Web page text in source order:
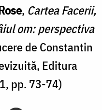
, Cartea Facerii,
om: perspectiva
de Constantin
Editura
pp. 73-74)